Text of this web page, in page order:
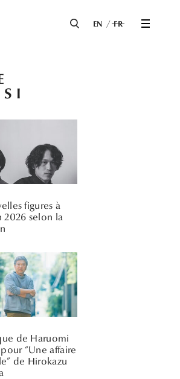
EN FR
le
figures à
2026 selon la
de Haruomi
“Une affaire
de Hirokazu